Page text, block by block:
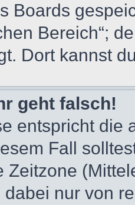
Boards
Bereich“;
Dort kannst
geht falsch!
entspricht die
Fall
Zeitzone
nur von